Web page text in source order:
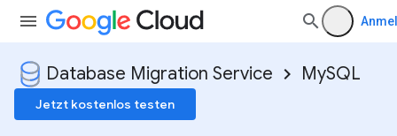
Database Migration Service MySQL
Jetzt kostenlos testen